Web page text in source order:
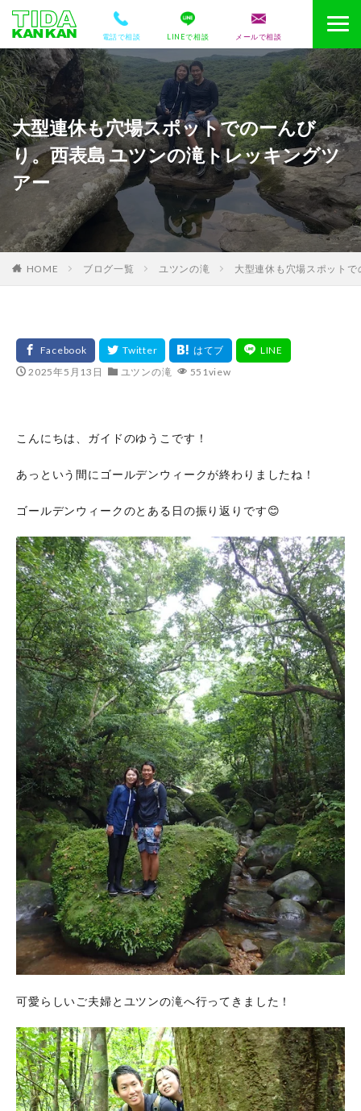
電話で相談 LINEで相談 メールで相談
大型連休も穴場スポットでのーんび
り。西表島 ユツンの滝トレッキングツ
アー
HOME ブログ一覧 ユツンの滝 大型連休も穴場スポット
2025年5月13日 ユツンの滝 551view
こんにちは、ガイドのゆうこです！
あっという間にゴールデンウィークが終わりましたね！
ゴールデンウィークのとある日の振り返りです😊
可愛らしいご夫婦とユツンの滝へ行ってきました！